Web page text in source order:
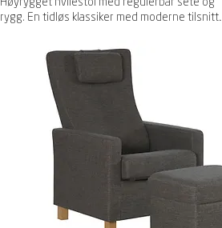
Høyrygget hvilestol med regulerbar sete og
rygg. En tidløs klassiker med moderne tilsnitt.